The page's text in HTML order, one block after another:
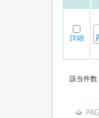
詳細
該当件数